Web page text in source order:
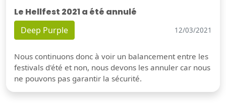
Le Hellfest 2021 a été annulé
Deep Purple 12/03/2021
Nous continuons donc à voir un balancement entre les
festivals d'été et non, nous devons les annuler car nous
ne pouvons pas garantir la sécurité.